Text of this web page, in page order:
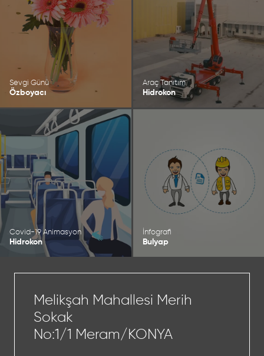
Sevgi Günü
Özboyacı
Araç Tanıtım
Hidrokon
Covid-19 Animasyon
Hidrokon
İnfografi
Bulyap
Melikşah Mahallesi Merih
Sokak
No:1/1 Meram/KONYA